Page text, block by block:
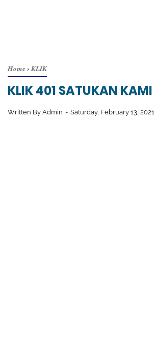
Home› KLIK
KLIK 401 SATUKAN KAMI
Written By Admin Saturday, February 13, 2021